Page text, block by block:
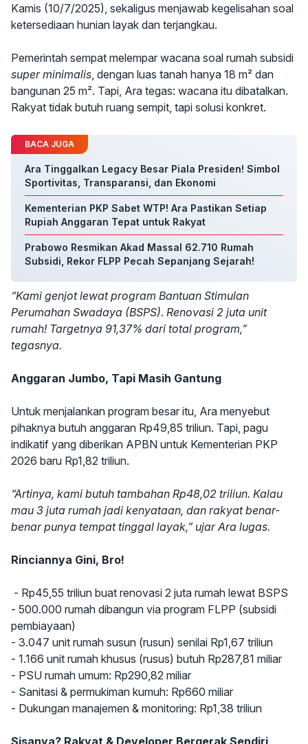
Kamis (10/7/2025), sekaligus menjawab kegelisahan soal
ketersediaan hunian layak dan terjangkau.
Pemerintah sempat melempar wacana soal rumah subsidi
super minimalis, dengan luas tanah hanya 18 m² dan
bangunan 25 m². Tapi, Ara tegas: wacana itu dibatalkan.
Rakyat tidak butuh ruang sempit, tapi solusi konkret.
BACA JUGA
Ara Tinggalkan Legacy Besar Piala Presiden! Simbol
Sportivitas, Transparansi, dan Ekonomi
Kementerian PKP Sabet WTP! Ara Pastikan Setiap
Rupiah Anggaran Tepat untuk Rakyat
Prabowo Resmikan Akad Massal 62.710 Rumah
Subsidi, Rekor FLPP Pecah Sepanjang Sejarah!
“Kami genjot lewat program Bantuan Stimulan
Perumahan Swadaya (BSPS). Renovasi 2 juta unit
rumah! Targetnya 91,37% dari total program,”
tegasnya.
Anggaran Jumbo, Tapi Masih Gantung
Untuk menjalankan program besar itu, Ara menyebut
pihaknya butuh anggaran Rp49,85 triliun. Tapi, pagu
indikatif yang diberikan APBN untuk Kementerian PKP
2026 baru Rp1,82 triliun.
“Artinya, kami butuh tambahan Rp48,02 triliun. Kalau
mau 3 juta rumah jadi kenyataan, dan rakyat benar-
benar punya tempat tinggal layak,” ujar Ara lugas.
Rinciannya Gini, Bro!
- Rp45,55 triliun buat renovasi 2 juta rumah lewat BSPS
- 500.000 rumah dibangun via program FLPP (subsidi
pembiayaan)
- 3.047 unit rumah susun (rusun) senilai Rp1,67 triliun
- 1.166 unit rumah khusus (rusus) butuh Rp287,81 miliar
- PSU rumah umum: Rp290,82 miliar
- Sanitasi & permukiman kumuh: Rp660 miliar
- Dukungan manajemen & monitoring: Rp1,38 triliun
Sisanya? Rakyat & Developer Bergerak Sendiri